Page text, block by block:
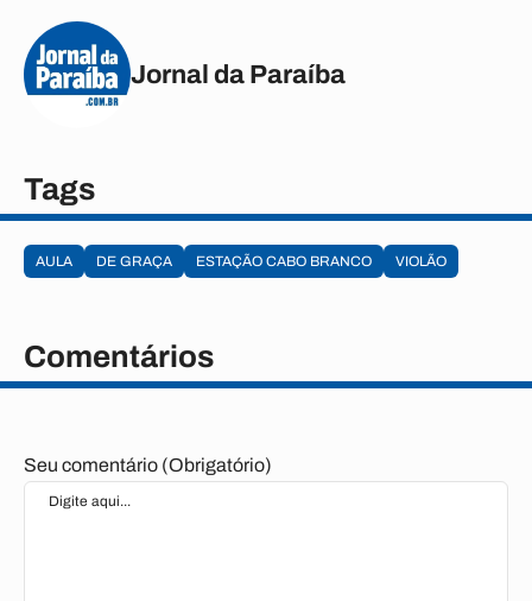
Jornal da Paraíba
Tags
AULA DE GRAÇA ESTAÇÃO CABO BRANCO VIOLÃO
Comentários
Seu comentário (Obrigatório)